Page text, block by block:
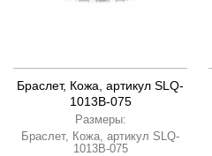
Браслет, Кожа, артикул SLQ-
1013B-075
Размеры:
Браслет, Кожа, артикул SLQ-
1013B-075